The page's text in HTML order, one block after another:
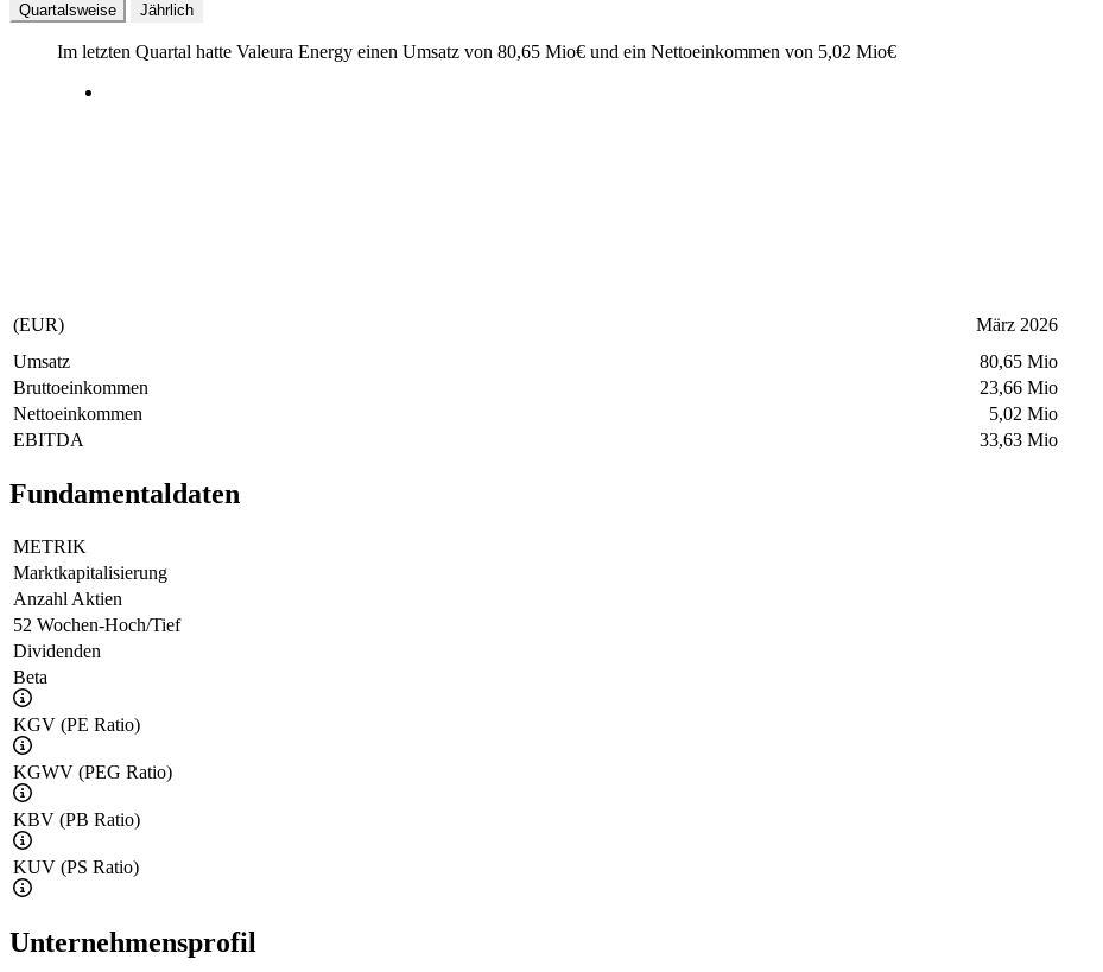
Quartalsweise Jährlich
Im letzten Quartal hatte Valeura Energy einen Umsatz von 80,65 Mio€ und ein Nettoeinkommen von 5,02 Mio€
(EUR) März 2026
Umsatz
80,65 Mio
Bruttoeinkommen
23,66 Mio
Nettoeinkommen
5,02 Mio
EBITDA
33,63 Mio
Fundamentaldaten
METRIK
Marktkapitalisierung
Anzahl Aktien
52 Wochen-Hoch/Tief
Dividenden
Beta
KGV (PE Ratio)
KGWV (PEG Ratio)
KBV (PB Ratio)
KUV (PS Ratio)
Unternehmensprofil